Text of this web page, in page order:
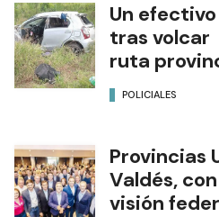
Un
tras volcar
ruta
POLICIALES
Provincias
Valdés,
visión